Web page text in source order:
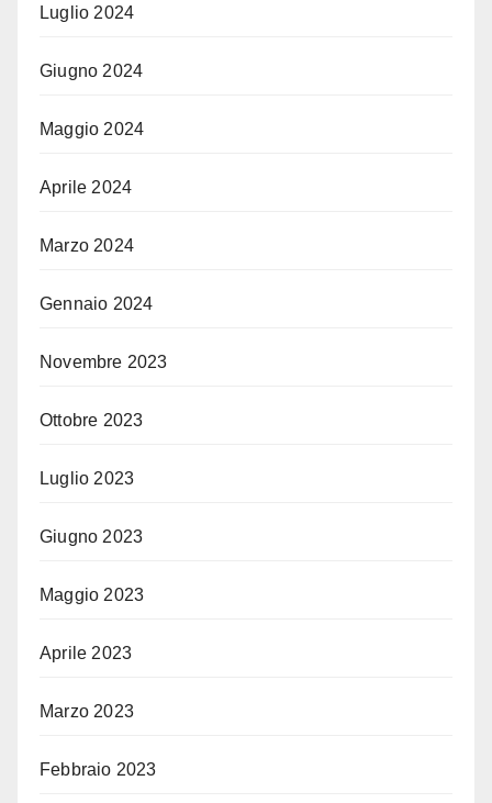
Luglio 2024
Giugno 2024
Maggio 2024
Aprile 2024
Marzo 2024
Gennaio 2024
Novembre 2023
Ottobre 2023
Luglio 2023
Giugno 2023
Maggio 2023
Aprile 2023
Marzo 2023
Febbraio 2023